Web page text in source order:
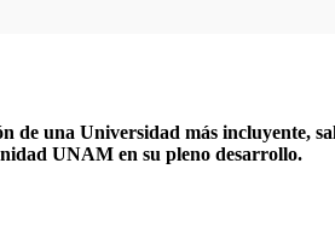
una Universidad más incluyente,
UNAM en su pleno desarrollo.